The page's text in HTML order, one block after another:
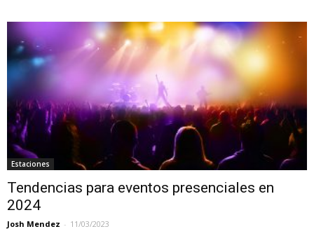
Estaciones
Tendencias para eventos presenciales en
2024
Josh Mendez - 11/03/2023